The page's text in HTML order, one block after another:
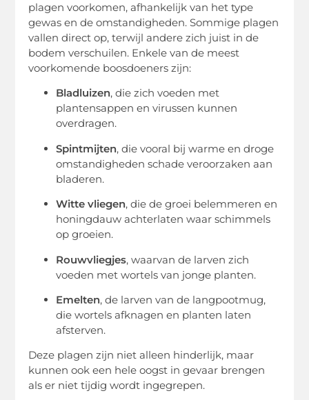
plagen voorkomen, afhankelijk van het type
gewas en de omstandigheden. Sommige plagen
vallen direct op, terwijl andere zich juist in de
bodem verschuilen. Enkele van de meest
voorkomende boosdoeners zijn:
Bladluizen, die zich voeden met
plantensappen en virussen kunnen
overdragen.
Spintmijten, die vooral bij warme en droge
omstandigheden schade veroorzaken aan
bladeren.
Witte vliegen, die de groei belemmeren en
honingdauw achterlaten waar schimmels
op groeien.
Rouwvliegjes, waarvan de larven zich
voeden met wortels van jonge planten.
Emelten, de larven van de langpootmug,
die wortels afknagen en planten laten
afsterven.
Deze plagen zijn niet alleen hinderlijk, maar
kunnen ook een hele oogst in gevaar brengen
als er niet tijdig wordt ingegrepen.